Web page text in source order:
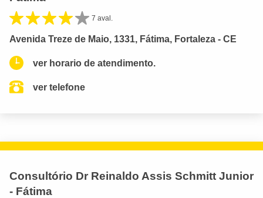
7 aval.
Avenida Treze de Maio, 1331, Fátima, Fortaleza - CE
ver horario de atendimento.
ver telefone
Consultório Dr Reinaldo Assis Schmitt Junior
- Fátima